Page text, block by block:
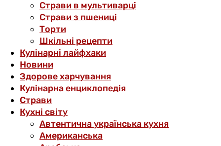
Страви в мультиварці
Страви з пшениці
Торти
Шкільні рецепти
Кулінарні лайфхаки
Новини
Здорове харчування
Кулінарна енциклопедія
Страви
Кухні світу
Автентична українська кухня
Американська